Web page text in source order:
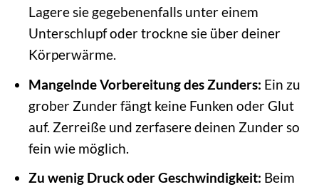
Lagere sie gegebenenfalls unter einem
Unterschlupf oder trockne sie über deiner
Körperwärme.
Mangelnde Vorbereitung des Zunders: Ein zu
grober Zunder fängt keine Funken oder Glut
auf. Zerreiße und zerfasere deinen Zunder so
fein wie möglich.
Zu wenig Druck oder Geschwindigkeit: Beim